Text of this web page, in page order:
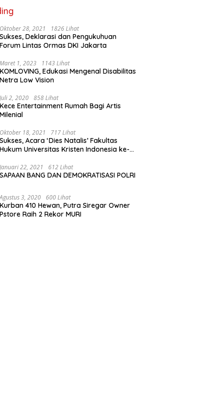
Oktober 28, 2021 1826 Lihat
Sukses, Deklarasi dan Pengukuhuan
Forum Lintas Ormas DKI Jakarta
Maret 1, 2023 1143 Lihat
KOMLOVING, Edukasi Mengenal Disabilitas
Netra Low Vision
Juli 2, 2020 858 Lihat
Kece Entertainment Rumah Bagi Artis
Milenial
Oktober 18, 2021 717 Lihat
Sukses, Acara ‘Dies Natalis’ Fakultas
Hukum Universitas Kristen Indonesia ke-
Januari 22, 2021 612 Lihat
SAPAAN BANG DAN DEMOKRATISASI POLRI
Agustus 3, 2020 600 Lihat
Kurban 410 Hewan, Putra Siregar Owner
Pstore Raih 2 Rekor MURI